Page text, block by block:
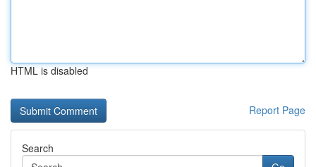
HTML is disabled
Report Page
Search